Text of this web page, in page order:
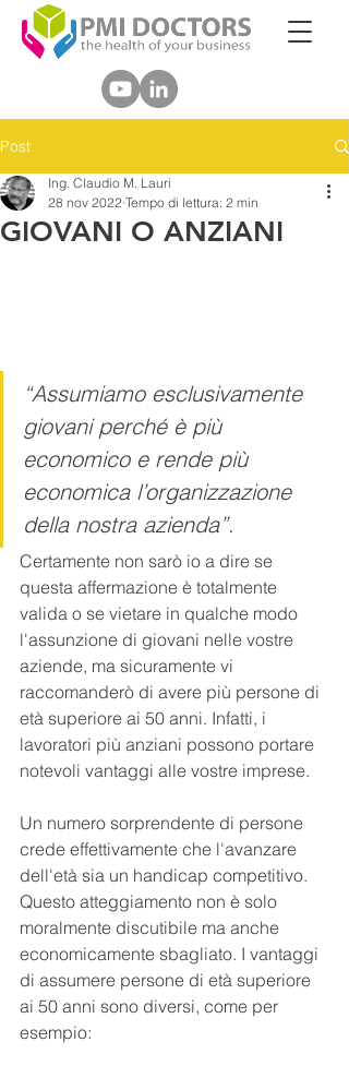
Post
GIOVANI O ANZIANI
Ing. Claudio M. Lauri
28 nov 2022 Tempo di lettura: 2 min
“Assumiamo esclusivamente
giovani perché è più
economico e rende più
economica l’organizzazione
della nostra azienda”.
Certamente non sarò io a dire se
questa affermazione è totalmente
valida o se vietare in qualche modo
l'assunzione di giovani nelle vostre
aziende, ma sicuramente vi
raccomanderò di avere più persone di
età superiore ai 50 anni. Infatti, i
lavoratori più anziani possono portare
notevoli vantaggi alle vostre imprese.
Un numero sorprendente di persone
crede effettivamente che l'avanzare
dell'età sia un handicap competitivo.
Questo atteggiamento non è solo
moralmente discutibile ma anche
economicamente sbagliato. I vantaggi
di assumere persone di età superiore
ai 50 anni sono diversi, come per
esempio: